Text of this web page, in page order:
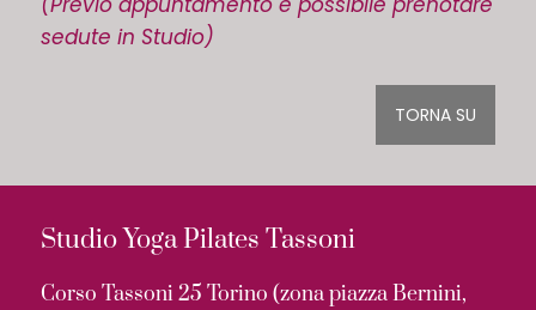
sedute in Studio)
TORNA SU
Studio Yoga Pilates Tassoni
Corso Tassoni 25 Torino (zona piazza Bernini,